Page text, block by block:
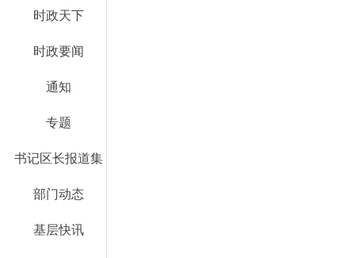
时政天下
时政要闻
通知
专题
书记区长报道集
部门动态
基层快讯